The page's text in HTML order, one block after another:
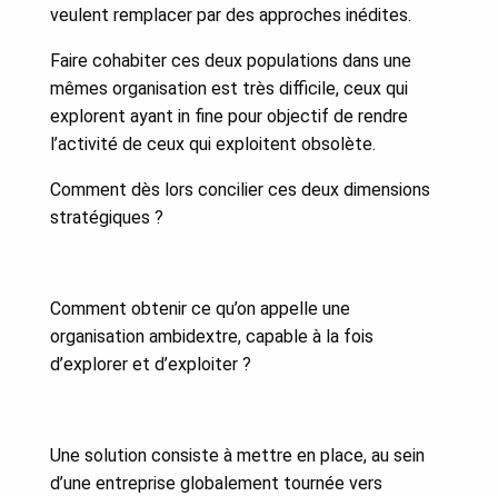
veulent remplacer par des approches inédites.
Faire cohabiter ces deux populations dans une
mêmes organisation est très difficile, ceux qui
explorent ayant in fine pour objectif de rendre
l’activité de ceux qui exploitent obsolète.
Comment dès lors concilier ces deux dimensions
stratégiques ?
Comment obtenir ce qu’on appelle une
organisation ambidextre, capable à la fois
d’explorer et d’exploiter ?
Une solution consiste à mettre en place, au sein
d’une entreprise globalement tournée vers